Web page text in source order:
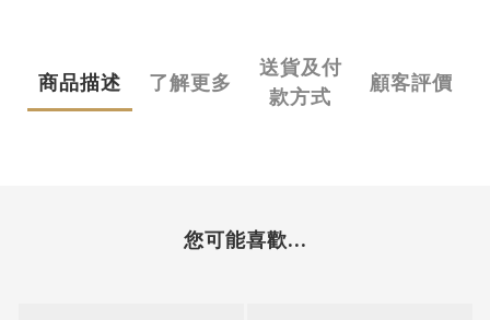
商品描述 了解更多
送貨及付
款方式
顧客評價
您可能喜歡...